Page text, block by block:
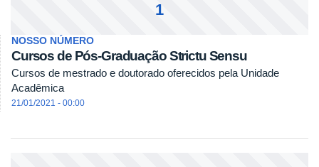
1
NOSSO NÚMERO
Cursos de Pós-Graduação Strictu Sensu
Cursos de mestrado e doutorado oferecidos pela Unidade
Acadêmica
21/01/2021 - 00:00